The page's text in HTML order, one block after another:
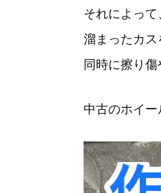
それによって
溜まったカス
同時に擦り
中古のホイー